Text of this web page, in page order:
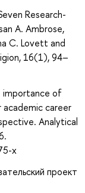
Research-
A. Ambrose,
C. Lovett and
16(1), 94–
importance of
career
Analytical
x
проект